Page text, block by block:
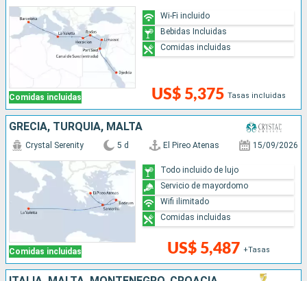
Comidas incluidas US$ 5,375 Tasas incluidas
Wi-Fi incluido
Bebidas Incluidas
Comidas incluidas
GRECIA, TURQUÍA, MALTA
Comidas incluidas
Crystal Serenity 5 d El Pireo Atenas 15/09/2026
US$ 5,487 +Tasas
Todo incluido de lujo
Servicio de mayordomo
Wifi ilimitado
Comidas incluidas